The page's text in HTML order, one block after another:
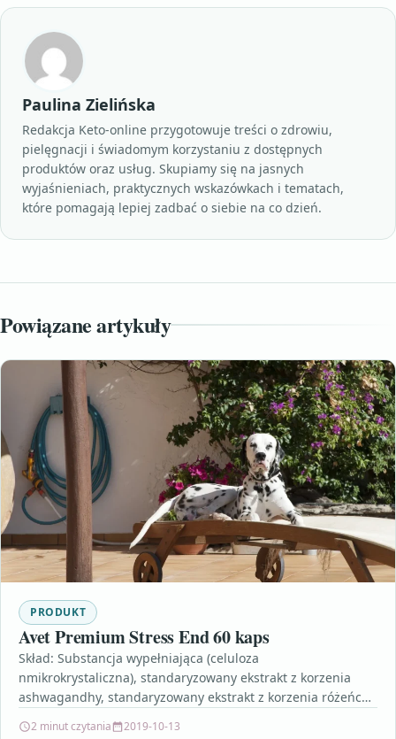
Paulina Zielińska
Redakcja Keto-online przygotowuje treści o zdrowiu,
pielęgnacji i świadomym korzystaniu z dostępnych
produktów oraz usług. Skupiamy się na jasnych
wyjaśnieniach, praktycznych wskazówkach i tematach,
które pomagają lepiej zadbać o siebie na co dzień.
Powiązane artykuły
PRODUKT
Avet Premium Stress End 60 kaps
Skład: Substancja wypełniająca (celuloza
nmikrokrystaliczna), standaryzowany ekstrakt z korzenia
ashwagandhy, standaryzowany ekstrakt z korzenia różeńca
2 minut czytania 2019-10-13